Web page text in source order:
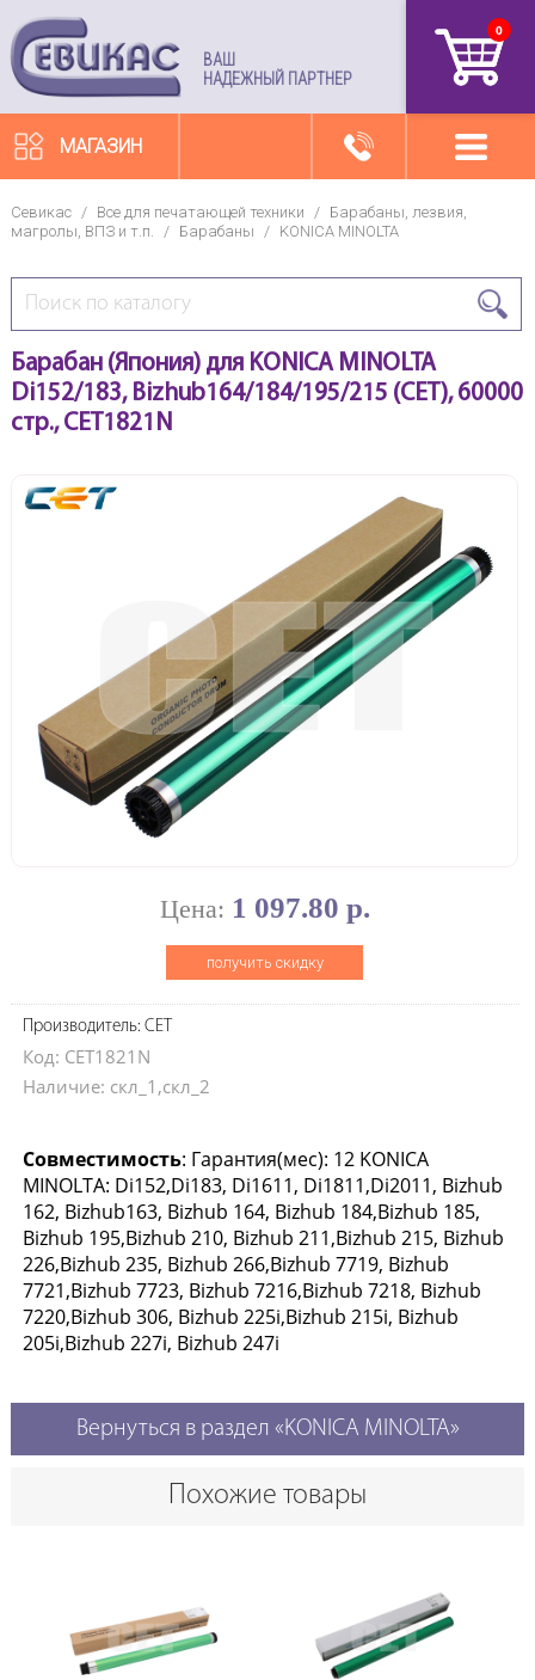
ВАШ
НАДЕЖНЫЙ ПАРТНЕР
0
МАГАЗИН
Севикас / Все для печатающей техники /
Барабаны, лезвия,
магролы, ВПЗ и т.п. / Барабаны / KONICA MINOLTA
Барабан (Япония) для KONICA MINOLTA
Di152/183, Bizhub164/184/195/215 (CET), 60000
стр., CET1821N
Цена: 1 097.80 р.
получить скидку
Производитель: CET
Код: CET1821N
Наличие: скл_1,скл_2
Совместимость: Гарантия(мес): 12 KONICA
MINOLTA: Di152,Di183, Di1611, Di1811,Di2011, Bizhub
162, Bizhub163, Bizhub 164, Bizhub 184,Bizhub 185,
Bizhub 195,Bizhub 210, Bizhub 211,Bizhub 215, Bizhub
226,Bizhub 235, Bizhub 266,Bizhub 7719, Bizhub
7721,Bizhub 7723, Bizhub 7216,Bizhub 7218, Bizhub
7220,Bizhub 306, Bizhub 225i,Bizhub 215i, Bizhub
205i,Bizhub 227i, Bizhub 247i
Вернуться в раздел «KONICA MINOLTA»
Похожие товары